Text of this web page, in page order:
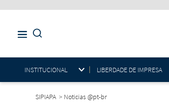
INSTITUCIONAL LIBERDADE DE IMPRESA
SIPIAPA > Noticias @pt-br